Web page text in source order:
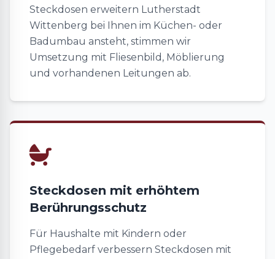
Steckdosen erweitern Lutherstadt
Wittenberg bei Ihnen im Küchen- oder
Badumbau ansteht, stimmen wir
Umsetzung mit Fliesenbild, Möblierung
und vorhandenen Leitungen ab.
Steckdosen mit erhöhtem
Berührungsschutz
Für Haushalte mit Kindern oder
Pflegebedarf verbessern Steckdosen mit